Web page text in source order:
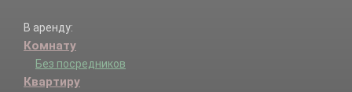
В аренду:
Комнату
Без посредников
Квартиру